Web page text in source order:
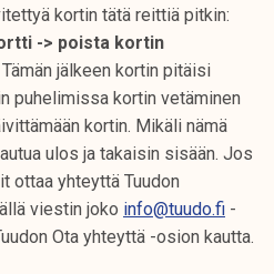
kortin tätä reittiä pitkin:
-> poista kortin
Tämän jälkeen kortin pitäisi
puhelimissa kortin vetäminen
kortin. Mikäli nämä
ulos ja takaisin sisään. Jos
ottaa yhteyttä Tuudon
viestin joko info@tuudo.fi -
Ota yhteyttä -osion kautta.